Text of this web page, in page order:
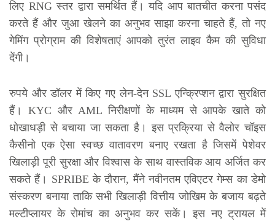
लिए RNG स्तर द्वारा समर्थित हैं। यदि आप बातचीत करना पसंद
करते हैं और जुआ खेलने का अनुभव साझा करना चाहते हैं, तो नए
गेमिंग प्रोग्राम की विशेषताएं आपको तुरंत लाइव कैम की सुविधा
देंगी।
रुपये और डॉलर में किए गए लेन-देन SSL एन्क्रिप्शन द्वारा सुरक्षित
हैं। KYC और AML निरीक्षणों के माध्यम से आपके खाते को
धोखाधड़ी से बचाया जा सकता है। इस प्रक्रिया से वैलोर चॉइस
कैसीनो एक ऐसा स्वच्छ वातावरण बनाए रखता है जिसमें पेशेवर
खिलाड़ी पूरी सुरक्षा और विश्वास के साथ वास्तविक आय अर्जित कर
सकते हैं। SPRIBE के दौरान, मैंने नवीनतम एविएटर गेम्स का डेमो
संस्करण बनाया ताकि सभी खिलाड़ी वित्तीय जोखिम के बजाय बढ़ते
मल्टीप्लायर के रोमांच का अनुभव कर सकें। इस नए ट्रायल में